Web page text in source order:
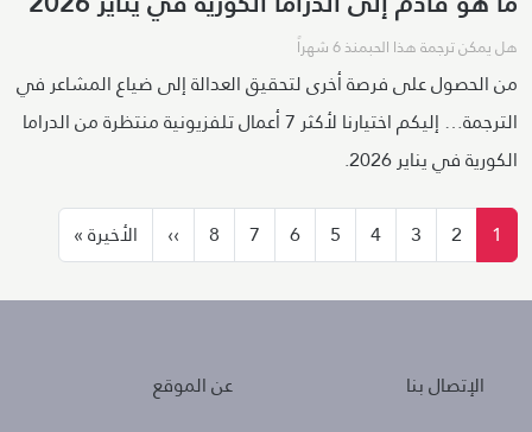
هل يمكن ترجمة هذا الحبمنذ 6 شهراً
من الحصول على فرصة أخرى لتحقيق العدالة إلى ضياع المشاعر في
الترجمة… إليكم اختيارنا لأكثر 7 أعمال تلفزيونية منتظرة من الدراما
الكورية في يناير 2026.
ترقيم الصفحات
1
2
3
4
5
6
7
8
›› الصفحة التالية
الأخيرة »
Policies
الإتصال بنا
About
عن الموقع